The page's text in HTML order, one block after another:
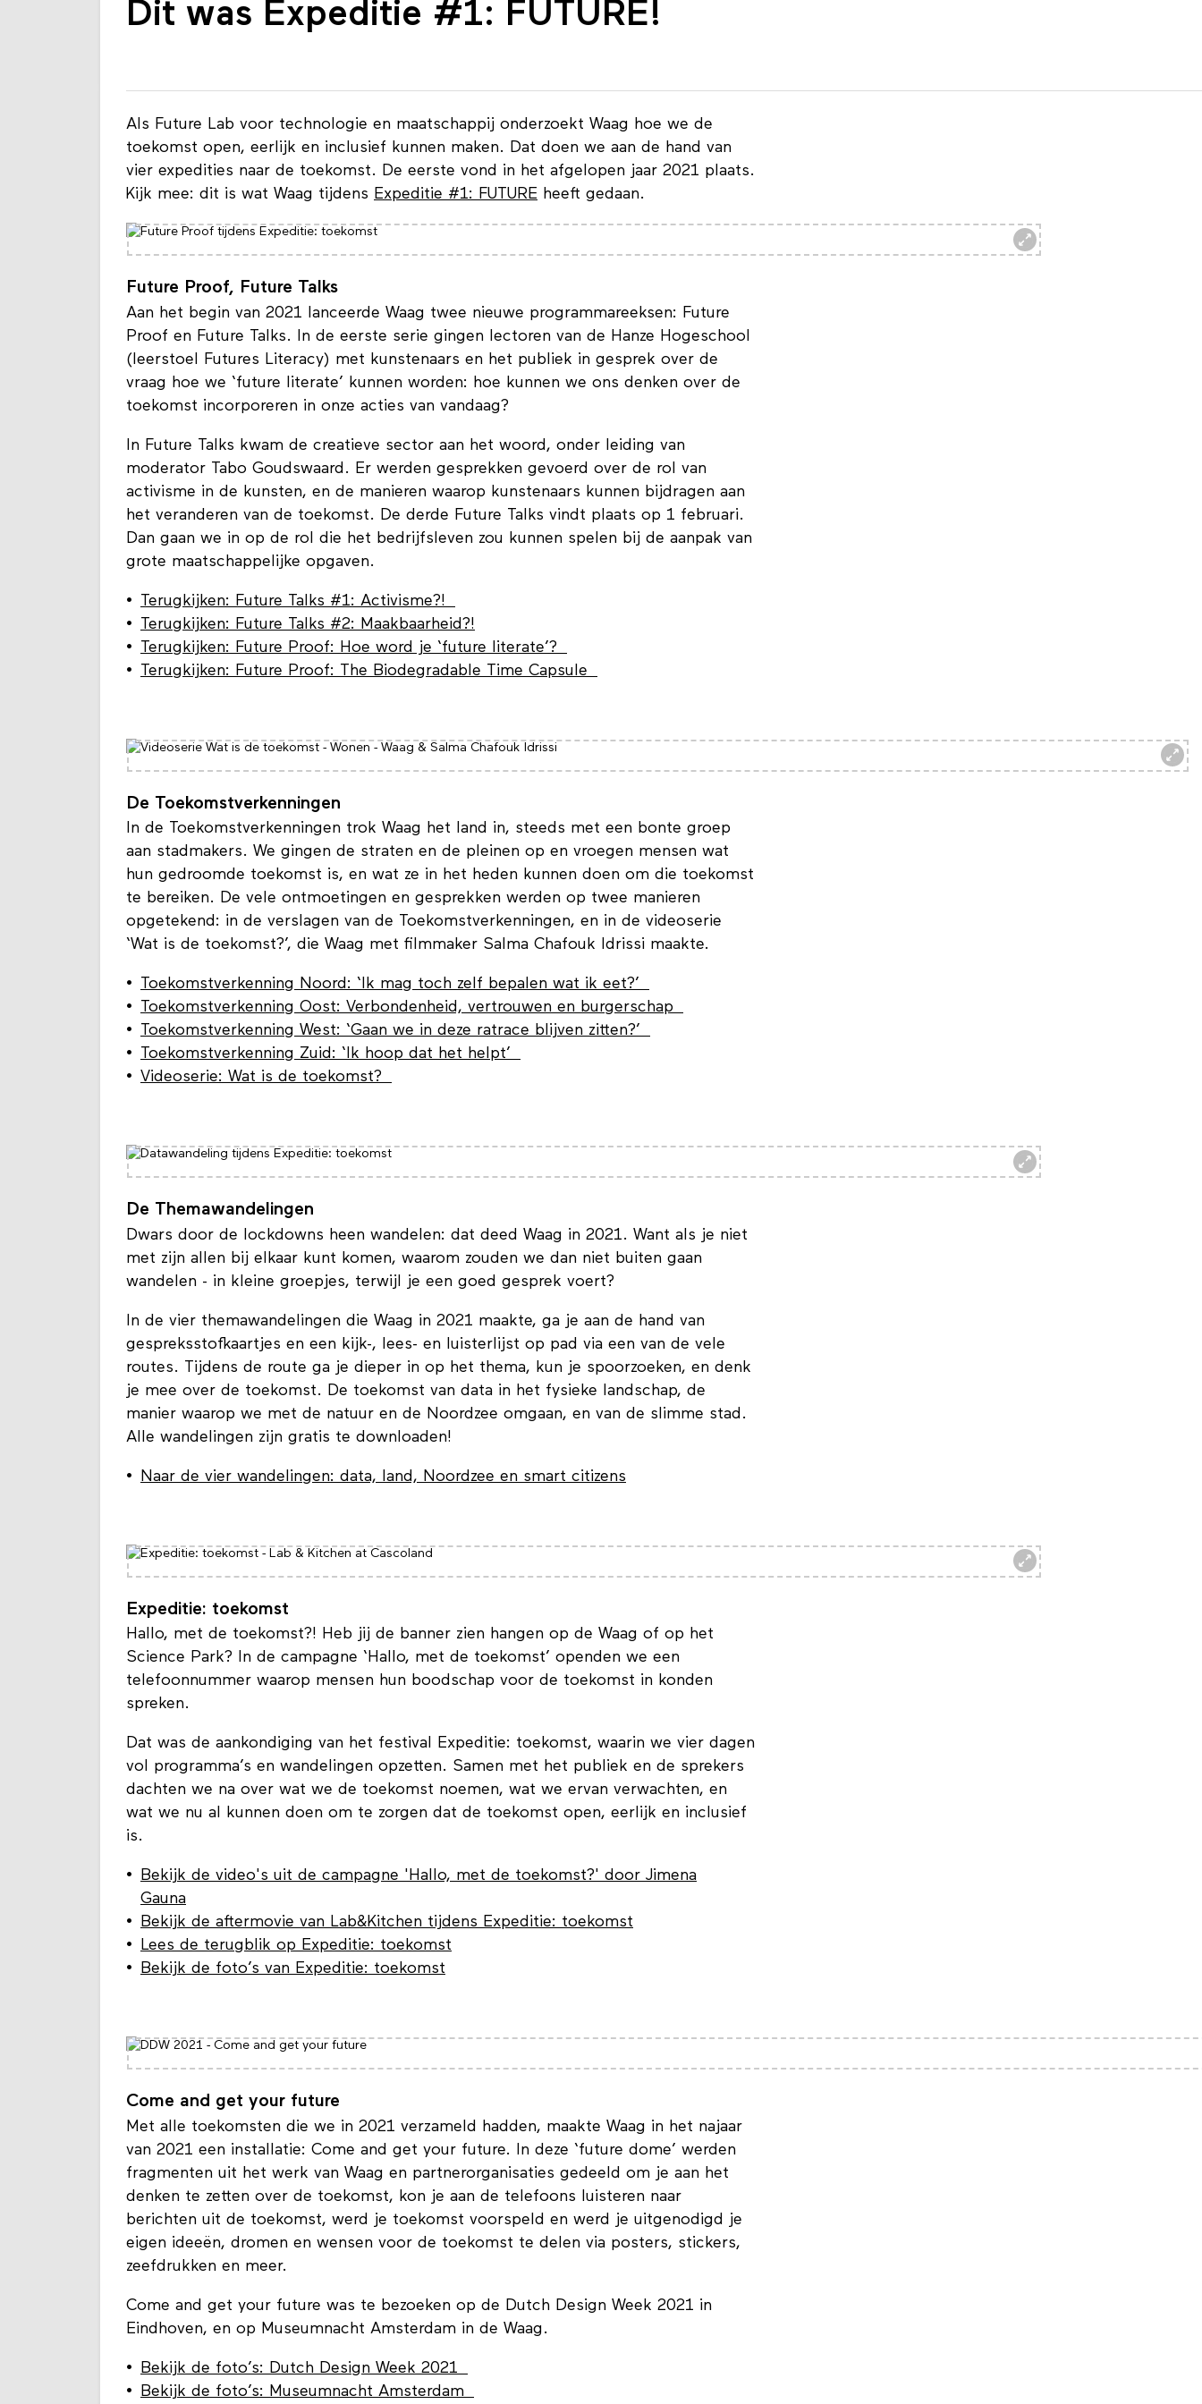
Dit was Expeditie #1: FUTURE!
Als Future Lab voor technologie en maatschappij onderzoekt Waag hoe we de
toekomst open, eerlijk en inclusief kunnen maken. Dat doen we aan de hand van
vier expedities naar de toekomst. De eerste vond in het afgelopen jaar 2021 plaats.
Kijk mee: dit is wat Waag tijdens Expeditie #1: FUTURE heeft gedaan.
Future Proof, Future Talks
Aan het begin van 2021 lanceerde Waag twee nieuwe programmareeksen: Future
Proof en Future Talks. In de eerste serie gingen lectoren van de Hanze Hogeschool
(leerstoel Futures Literacy) met kunstenaars en het publiek in gesprek over de
vraag hoe we ‘future literate’ kunnen worden: hoe kunnen we ons denken over de
toekomst incorporeren in onze acties van vandaag?
In Future Talks kwam de creatieve sector aan het woord, onder leiding van
moderator Tabo Goudswaard. Er werden gesprekken gevoerd over de rol van
activisme in de kunsten, en de manieren waarop kunstenaars kunnen bijdragen aan
het veranderen van de toekomst. De derde Future Talks vindt plaats op 1 februari.
Dan gaan we in op de rol die het bedrijfsleven zou kunnen spelen bij de aanpak van
grote maatschappelijke opgaven.
Terugkijken: Future Talks #1: Activisme?!
Terugkijken: Future Talks #2: Maakbaarheid?!
Terugkijken: Future Proof: Hoe word je ‘future literate’?
Terugkijken: Future Proof: The Biodegradable Time Capsule
De Toekomstverkenningen
In de Toekomstverkenningen trok Waag het land in, steeds met een bonte groep
aan stadmakers. We gingen de straten en de pleinen op en vroegen mensen wat
hun gedroomde toekomst is, en wat ze in het heden kunnen doen om die toekomst
te bereiken. De vele ontmoetingen en gesprekken werden op twee manieren
opgetekend: in de verslagen van de Toekomstverkenningen, en in de videoserie
‘Wat is de toekomst?’, die Waag met filmmaker Salma Chafouk Idrissi maakte.
Toekomstverkenning Noord: ‘Ik mag toch zelf bepalen wat ik eet?’
Toekomstverkenning Oost: Verbondenheid, vertrouwen en burgerschap
Toekomstverkenning West: ‘Gaan we in deze ratrace blijven zitten?’
Toekomstverkenning Zuid: ‘Ik hoop dat het helpt’
Videoserie: Wat is de toekomst?
De Themawandelingen
Dwars door de lockdowns heen wandelen: dat deed Waag in 2021. Want als je niet
met zijn allen bij elkaar kunt komen, waarom zouden we dan niet buiten gaan
wandelen - in kleine groepjes, terwijl je een goed gesprek voert?
In de vier themawandelingen die Waag in 2021 maakte, ga je aan de hand van
gespreksstofkaartjes en een kijk-, lees- en luisterlijst op pad via een van de vele
routes. Tijdens de route ga je dieper in op het thema, kun je spoorzoeken, en denk
je mee over de toekomst. De toekomst van data in het fysieke landschap, de
manier waarop we met de natuur en de Noordzee omgaan, en van de slimme stad.
Alle wandelingen zijn gratis te downloaden!
Naar de vier wandelingen: data, land, Noordzee en smart citizens
Expeditie: toekomst
Hallo, met de toekomst?! Heb jij de banner zien hangen op de Waag of op het
Science Park? In de campagne ‘Hallo, met de toekomst’ openden we een
telefoonnummer waarop mensen hun boodschap voor de toekomst in konden
spreken.
Dat was de aankondiging van het festival Expeditie: toekomst, waarin we vier dagen
vol programma’s en wandelingen opzetten. Samen met het publiek en de sprekers
dachten we na over wat we de toekomst noemen, wat we ervan verwachten, en
wat we nu al kunnen doen om te zorgen dat de toekomst open, eerlijk en inclusief
is.
Bekijk de video's uit de campagne 'Hallo, met de toekomst?' door Jimena
Gauna
Bekijk de aftermovie van Lab&Kitchen tijdens Expeditie: toekomst
Lees de terugblik op Expeditie: toekomst
Bekijk de foto’s van Expeditie: toekomst
Come and get your future
Met alle toekomsten die we in 2021 verzameld hadden, maakte Waag in het najaar
van 2021 een installatie: Come and get your future. In deze ‘future dome’ werden
fragmenten uit het werk van Waag en partnerorganisaties gedeeld om je aan het
denken te zetten over de toekomst, kon je aan de telefoons luisteren naar
berichten uit de toekomst, werd je toekomst voorspeld en werd je uitgenodigd je
eigen ideeën, dromen en wensen voor de toekomst te delen via posters, stickers,
zeefdrukken en meer.
Come and get your future was te bezoeken op de Dutch Design Week 2021 in
Eindhoven, en op Museumnacht Amsterdam in de Waag.
Bekijk de foto’s: Dutch Design Week 2021
Bekijk de foto’s: Museumnacht Amsterdam